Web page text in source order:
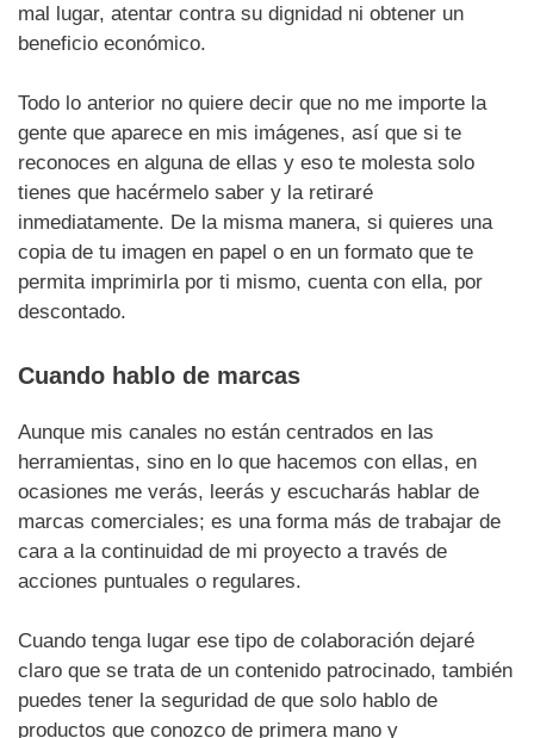
mal lugar, atentar contra su dignidad ni obtener un
beneficio económico.
Todo lo anterior no quiere decir que no me importe la
gente que aparece en mis imágenes, así que si te
reconoces en alguna de ellas y eso te molesta solo
tienes que hacérmelo saber y la retiraré
inmediatamente. De la misma manera, si quieres una
copia de tu imagen en papel o en un formato que te
permita imprimirla por ti mismo, cuenta con ella, por
descontado.
Cuando hablo de marcas
Aunque mis canales no están centrados en las
herramientas, sino en lo que hacemos con ellas, en
ocasiones me verás, leerás y escucharás hablar de
marcas comerciales; es una forma más de trabajar de
cara a la continuidad de mi proyecto a través de
acciones puntuales o regulares.
Cuando tenga lugar ese tipo de colaboración dejaré
claro que se trata de un contenido patrocinado, también
puedes tener la seguridad de que solo hablo de
productos que conozco de primera mano y